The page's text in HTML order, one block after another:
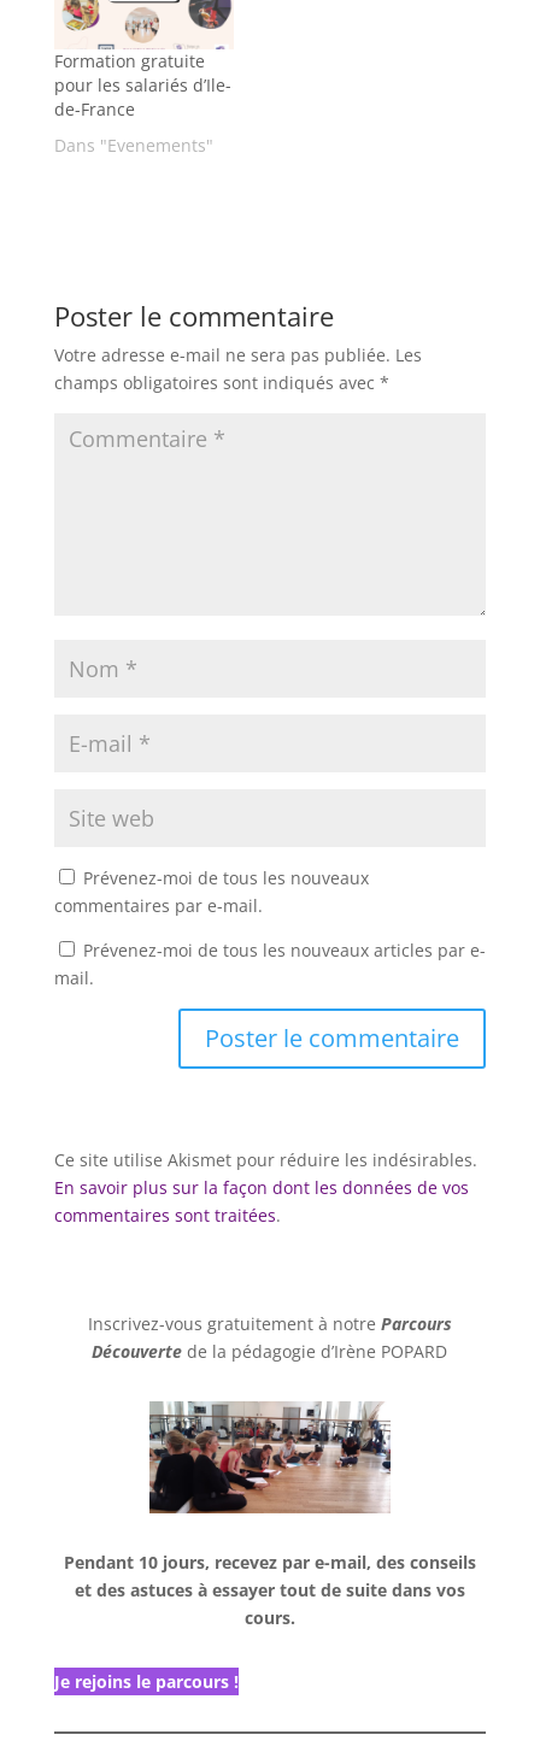
Formation gratuite
pour les salariés d’Ile-
de-France
Dans "Evenements"
Poster le commentaire
Votre adresse e-mail ne sera pas publiée. Les
champs obligatoires sont indiqués avec *
Prévenez-moi de tous les nouveaux
commentaires par e-mail.
Prévenez-moi de tous les nouveaux articles par e-
mail.
Ce site utilise Akismet pour réduire les indésirables.
En savoir plus sur la façon dont les données de vos
commentaires sont traitées.
Inscrivez-vous gratuitement à notre Parcours
Découvertede la pédagogie d’Irène POPARD
Pendant 10 jours, recevez par e-mail, des conseils
et des astuces à essayer tout de suite dans vos
cours.
Je rejoins le parcours !